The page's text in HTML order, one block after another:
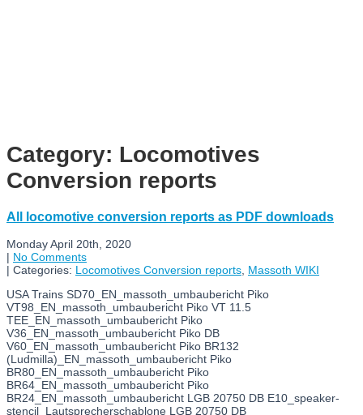
Category: Locomotives
Conversion reports
All locomotive conversion reports as PDF downloads
Monday April 20th, 2020
| No Comments
| Categories: Locomotives Conversion reports Massoth WIKI
USA Trains SD70_EN_massoth_umbaubericht Piko
VT98_EN_massoth_umbaubericht Piko VT 11.5
TEE_EN_massoth_umbaubericht Piko
V36_EN_massoth_umbaubericht Piko DB
V60_EN_massoth_umbaubericht Piko BR132
(Ludmilla)_EN_massoth_umbaubericht Piko
BR80_EN_massoth_umbaubericht Piko
BR64_EN_massoth_umbaubericht Piko
BR24_EN_massoth_umbaubericht LGB 20750 DB E10_speaker-
stencil_Lautsprecherschablone LGB 20750 DB